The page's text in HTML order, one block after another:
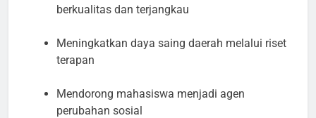
berkualitas dan terjangkau
Meningkatkan daya saing daerah melalui riset
terapan
Mendorong mahasiswa menjadi agen
perubahan sosial